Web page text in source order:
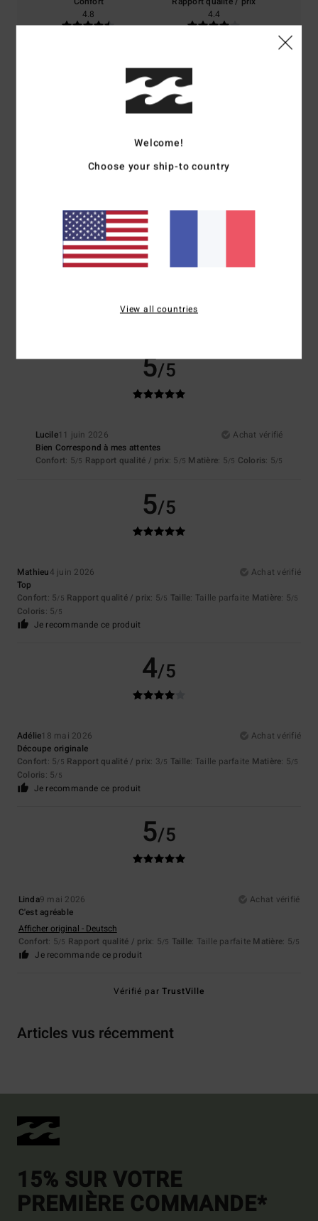
4.8
4.4
Trop grand
5 /5
Rapport qualité / prix: 4/5 Taille: Taille parfaite
5/5
Lucile11 juin 2026
Achat vérifié
Bien Correspond à mes attentes
Confort: 5/5 Rapport qualité / prix: 5 /5 Matière: 5/5 Coloris: 5/5
5/5
Mathieu4 juin 2026
Achat vérifié
Top
Confort: 5/5 Rapport qualité / prix: 5/5 Taille: Taille parfaite Matière: 5/5
Coloris: 5/5
Je recommande ce produit
4/5
Adélie18 mai 2026
Achat vérifié
Découpe originale
Confort: 5/5 Rapport qualité / prix: 3/5 Taille: Taille parfaite Matière: 5/5
Coloris: 5/5
Je recommande ce produit
5/5
Linda9 mai 2026
Achat vérifié
C'est agréable
Afficher original - Deutsch
Confort: 5/5 Rapport qualité / prix: 5/5 Taille: Taille parfaite Matière: 5/5
Je recommande ce produit
Vérifié parTrustVille
Articles vus récemment
15% SUR VOTRE
PREMIÈRE COMMANDE*
Welcome!
Choose your ship-to country
View all countries